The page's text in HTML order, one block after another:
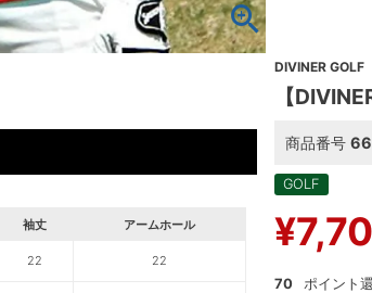
袖丈 アームホール
22 22
DIVINER GOLF
【
商品番号
GOLF
¥
70